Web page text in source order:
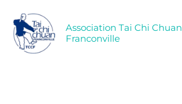
contenu
Association Tai Chi Chuan
Franconville